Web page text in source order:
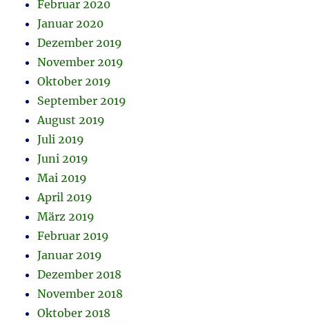
Februar 2020
Januar 2020
Dezember 2019
November 2019
Oktober 2019
September 2019
August 2019
Juli 2019
Juni 2019
Mai 2019
April 2019
März 2019
Februar 2019
Januar 2019
Dezember 2018
November 2018
Oktober 2018